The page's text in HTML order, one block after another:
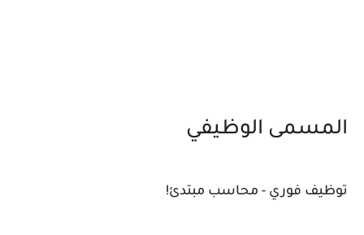
المسمى الوظيفي
توظيف فوري - محاسب مبتدئ!